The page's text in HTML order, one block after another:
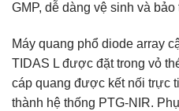
GMP, dễ dàng vệ sinh và bảo
Máy quang phổ diode array
TIDAS L được đặt trong vỏ
cáp quang được kết nối trực
thành hệ thống PTG-NIR.